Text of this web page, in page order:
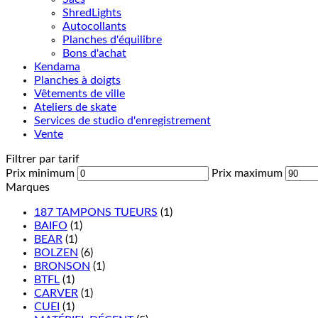
ShredLights
Autocollants
Planches d'équilibre
Bons d'achat
Kendama
Planches à doigts
Vêtements de ville
Ateliers de skate
Services de studio d'enregistrement
Vente
Filtrer par tarif
Prix minimum
Prix maximum
Marques
187 TAMPONS TUEURS (1)
BAIFO (1)
BEAR (1)
BOLZEN (6)
BRONSON (1)
BTFL (1)
CARVER (1)
CUEI (1)